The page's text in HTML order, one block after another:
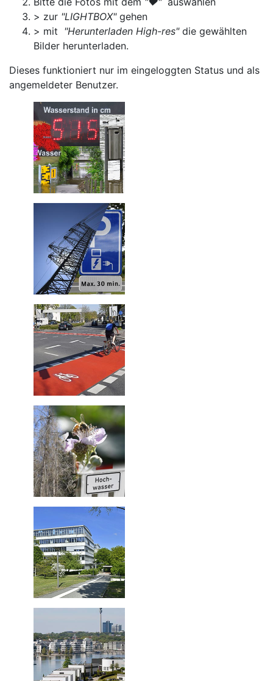
> zur "LIGHTBOX"gehen
> mit "Herunterladen High-res"die gewählten
Bilder herunterladen.
Dieses funktioniert nur im eingeloggten Status und als
angemeldeter Benutzer.